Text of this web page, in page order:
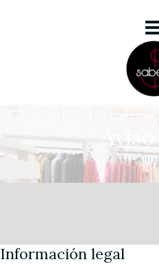
Información legal